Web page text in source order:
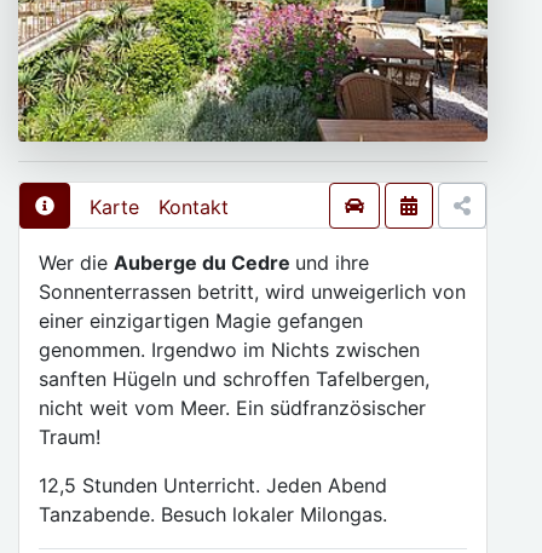
Karte Kontakt
Wer die Auberge du Cedre und ihre
Sonnenterrassen betritt, wird unweigerlich von
einer einzigartigen Magie gefangen
genommen. Irgendwo im Nichts zwischen
sanften Hügeln und schroffen Tafelbergen,
nicht weit vom Meer. Ein südfranzösischer
Traum!
12,5 Stunden Unterricht. Jeden Abend
Tanzabende. Besuch lokaler Milongas.